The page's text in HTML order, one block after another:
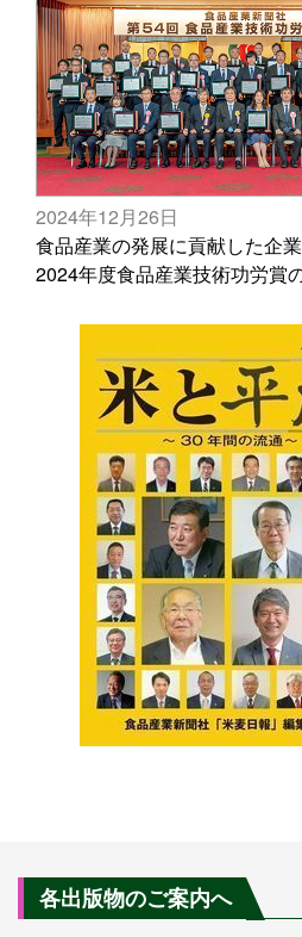
2024年12月26日
食品産業の発展に貢献した企
2024年度食品産業技術功労賞
各出版物のご案内へ